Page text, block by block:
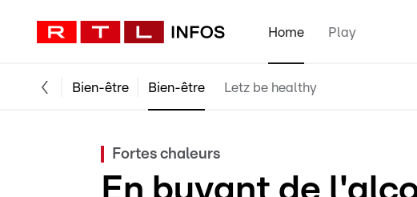
Home Play
Bien-être Bien-être Letz be healthy
Fortes chaleurs